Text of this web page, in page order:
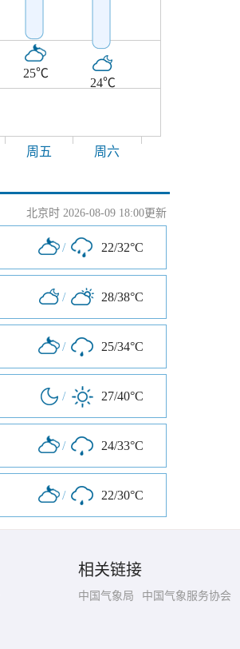
25℃
24℃
周五 周六
北京时 2026-08-09 18:00更新
/ 22/32°C
/ 28/38°C
/ 25/34°C
/ 27/40°C
/ 24/33°C
/ 22/30°C
相关链接
中国气象局 中国气象服务协会